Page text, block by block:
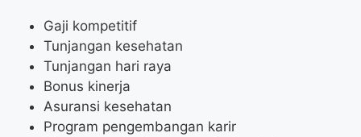
Gaji kompetitif
Tunjangan kesehatan
Tunjangan hari raya
Bonus kinerja
Asuransi kesehatan
Program pengembangan karir